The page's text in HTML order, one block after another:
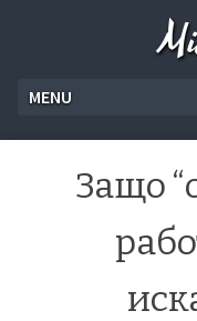
MENU
Защо